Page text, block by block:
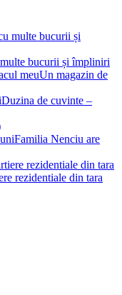
bucurii și împliniri
Un magazin de
Duzina de cuvinte –
Familia Nenciu are
rezidentiale din tara